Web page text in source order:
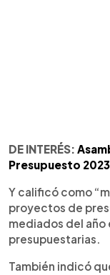
DE INTERÉS:
Presupuesto
Y calificó como
proyectos de
mediados del año
presupuestarias.
También indicó